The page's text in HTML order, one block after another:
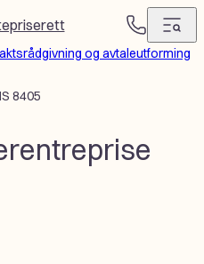
T
e
o
n
og avtaleutforming
8405